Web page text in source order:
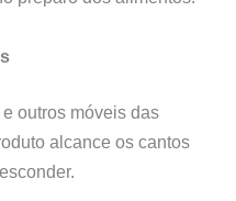
outros móveis das
alcance os cantos